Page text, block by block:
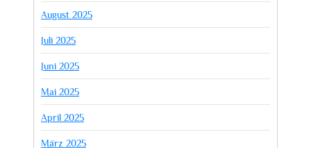
August 2025
Juli 2025
Juni 2025
Mai 2025
April 2025
März 2025